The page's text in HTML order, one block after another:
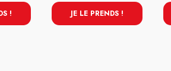
! JE LE PRENDS !